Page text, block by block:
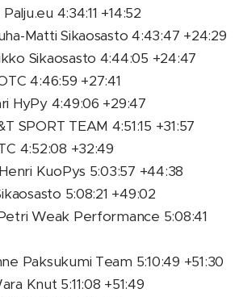
4:34:11 +14:52
Matti Sikaosasto 4:43:47 +24:29
Sikaosasto 4:44:05 +24:47
4:46:59 +27:41
HyPy 4:49:06 +29:47
SPORT TEAM 4:51:15 +31:57
4:52:08 +32:49
KuoPys 5:03:57 +44:38
5:08:21 +49:02
Weak Performance 5:08:41
Paksukumi Team 5:10:49 +51:30
Knut 5:11:08 +51:49